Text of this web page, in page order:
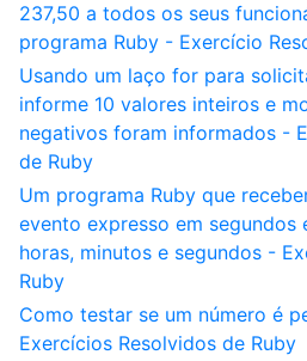
237,50 a todos os seus
programa Ruby - Exercício
Usando um laço for para
informe 10 valores inteiros e
negativos foram informados -
de Ruby
Um programa Ruby que
evento expresso em segundos
horas, minutos e segundos -
Ruby
Como testar se um número é
Exercícios Resolvidos de Ruby